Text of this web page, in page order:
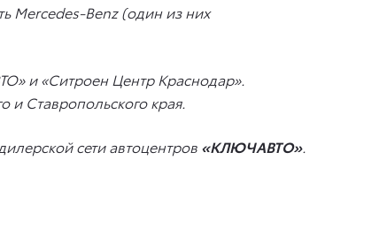
Mercedes-Benz (один из них
и «Ситроен Центр Краснодар».
и Ставропольского края.
сети автоцентров «КЛЮЧАВТО».